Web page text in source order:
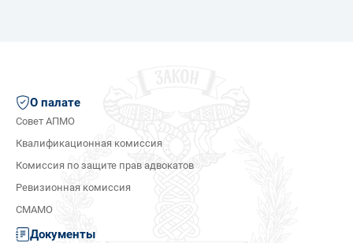
О палате
Совет АПМО
Квалификационная комиссия
Комиссия по защите прав адвокатов
Ревизионная комиссия
СМАМО
Документы